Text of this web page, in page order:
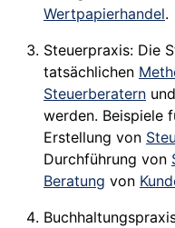
Wertpapierhandel.
Steuerpraxis: Die
tatsächlichen
Steuerberatern und
werden. Beispiele
Erstellung von
Durchführung von
Beratung von